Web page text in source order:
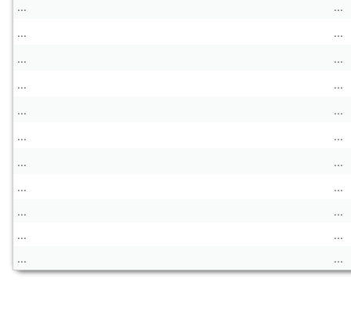
...
...
...
...
...
...
...
...
...
...
...
...
...
...
...
...
...
...
...
...
...
...